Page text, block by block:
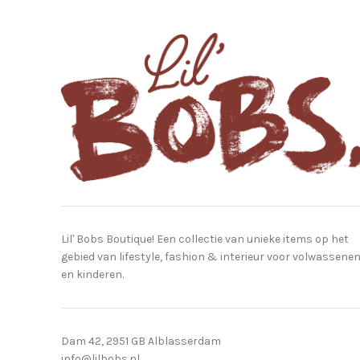
Lil' Bobs Boutique! Een collectie van unieke items op het
gebied van lifestyle, fashion & interieur voor volwassenen
en kinderen.
Dam 42, 2951 GB Alblasserdam